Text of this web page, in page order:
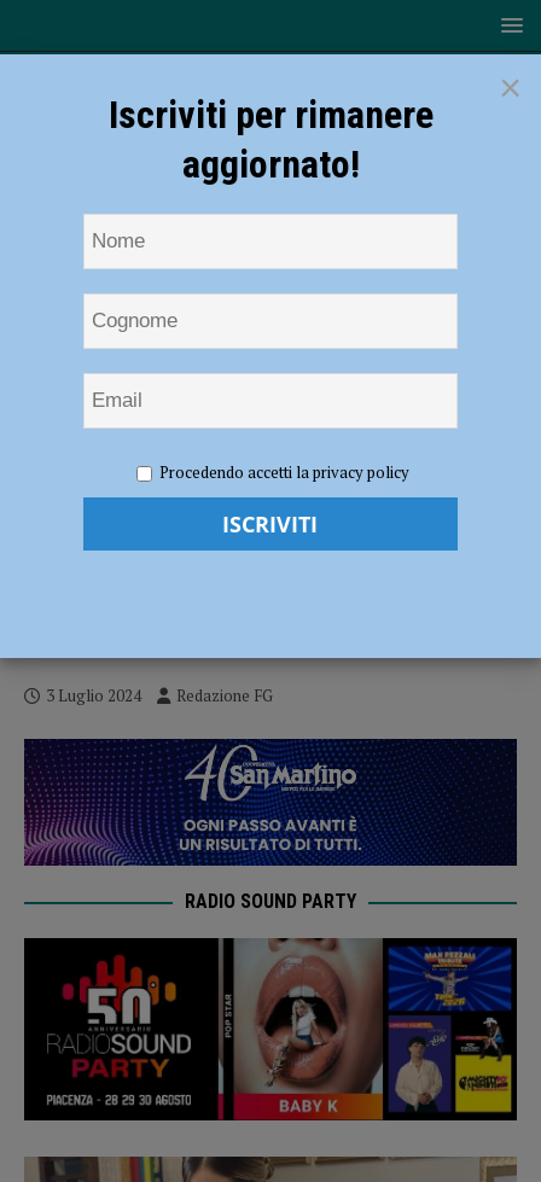
fiscale, sequestrati 83,9 milioni di euro a un’azienda logistica:
perquisizioni anche a Piacenza
Frode fiscale, sequestrati 83,9 milioni di
3 Luglio 2024 Redazione FG
RADIO SOUND PARTY
×
Iscriviti per rimanere
aggiornato!
Procedendo accetti la privacy policy